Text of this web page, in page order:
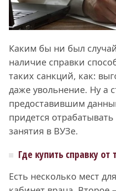
Каким бы ни был
наличие справки
таких санкций, как:
даже увольнение. Ну а
предоставившим
придется
занятия в ВУЗе.
Где купить справку от
Есть несколько мест